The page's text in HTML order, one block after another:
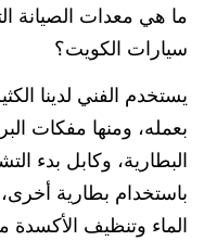
ما هي معدات الصيانة
سيارات الكويت؟
يستخدم الفني لدينا
بعمله، ومنها مفكات
البطارية، وكابل بدء
باستخدام بطارية
الماء وتنظيف الأكسدة